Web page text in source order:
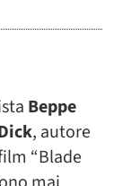
Beppe
, autore
“Blade